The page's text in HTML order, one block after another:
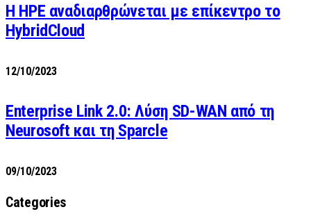
H HPE αναδιαρθρώνεται με επίκεντρο το
HybridCloud
12/10/2023
Enterprise Link 2.0: Λύση SD-WAN από τη
Neurosoft και τη Sparcle
09/10/2023
Categories